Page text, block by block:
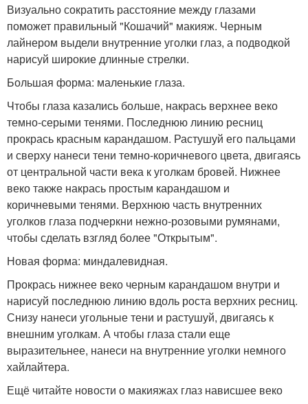
Визуально сократить расстояние между глазами
поможет правильный "Кошачий" макияж. Черным
лайнером выдели внутренние уголки глаз, а подводкой
нарисуй широкие длинные стрелки.
Большая форма: маленькие глаза.
Чтобы глаза казались больше, накрась верхнее веко
темно-серыми тенями. Последнюю линию ресниц
прокрась красным карандашом. Растушуй его пальцами
и сверху нанеси тени темно-коричневого цвета, двигаясь
от центральной части века к уголкам бровей. Нижнее
веко также накрась простым карандашом и
коричневыми тенями. Верхнюю часть внутренних
уголков глаза подчеркни нежно-розовыми румянами,
чтобы сделать взгляд более "Открытым".
Новая форма: миндалевидная.
Прокрась нижнее веко черным карандашом внутри и
нарисуй последнюю линию вдоль роста верхних ресниц.
Снизу нанеси угольные тени и растушуй, двигаясь к
внешним уголкам. А чтобы глаза стали еще
выразительнее, нанеси на внутренние уголки немного
хайлайтера.
Ещё читайте новости о макияжах глаз нависшее веко